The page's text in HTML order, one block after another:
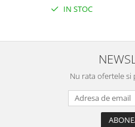
IN STOC
Nu rata ofertele